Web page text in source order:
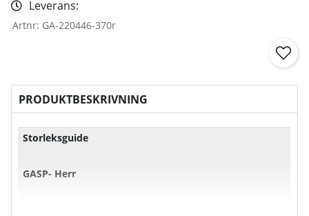
Leverans:
Artnr: GA-220446-370r
PRODUKTBESKRIVNING
Storleksguide
GASP- Herr